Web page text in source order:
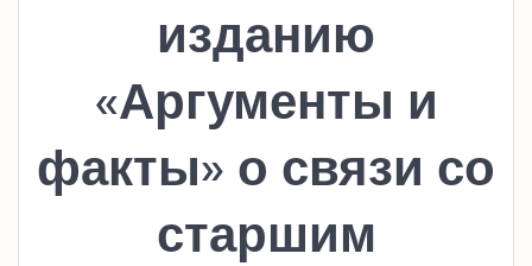
изданию
«Аргументы и
факты» о связи со
старшим